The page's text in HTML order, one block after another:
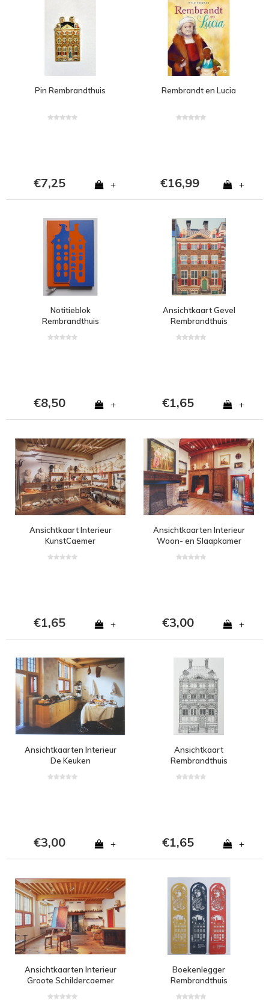
Pin Rembrandthuis
€7,25 +
Rembrandt en Lucia
€16,99 +
Notitieblok
Rembrandthuis
€8,50 +
Ansichtkaart Gevel
Rembrandthuis
€1,65 +
Ansichtkaart Interieur
KunstCaemer
€1,65 +
Ansichtkaarten Interieur
Woon- en Slaapkamer
€3,00 +
Ansichtkaarten Interieur
De Keuken
€3,00 +
Ansichtkaart
Rembrandthuis
€1,65 +
Ansichtkaarten Interieur
Groote Schildercaemer
Boekenlegger
Rembrandthuis